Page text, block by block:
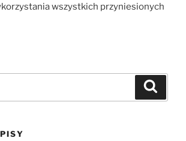
wszystkich przyniesionych